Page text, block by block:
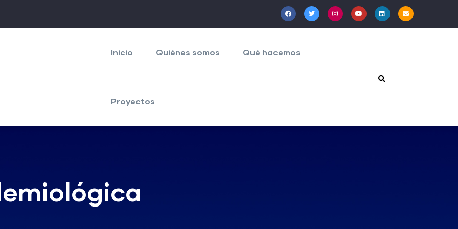
principal
Inicio Quiénes somos Qué hacemos
Proyectos